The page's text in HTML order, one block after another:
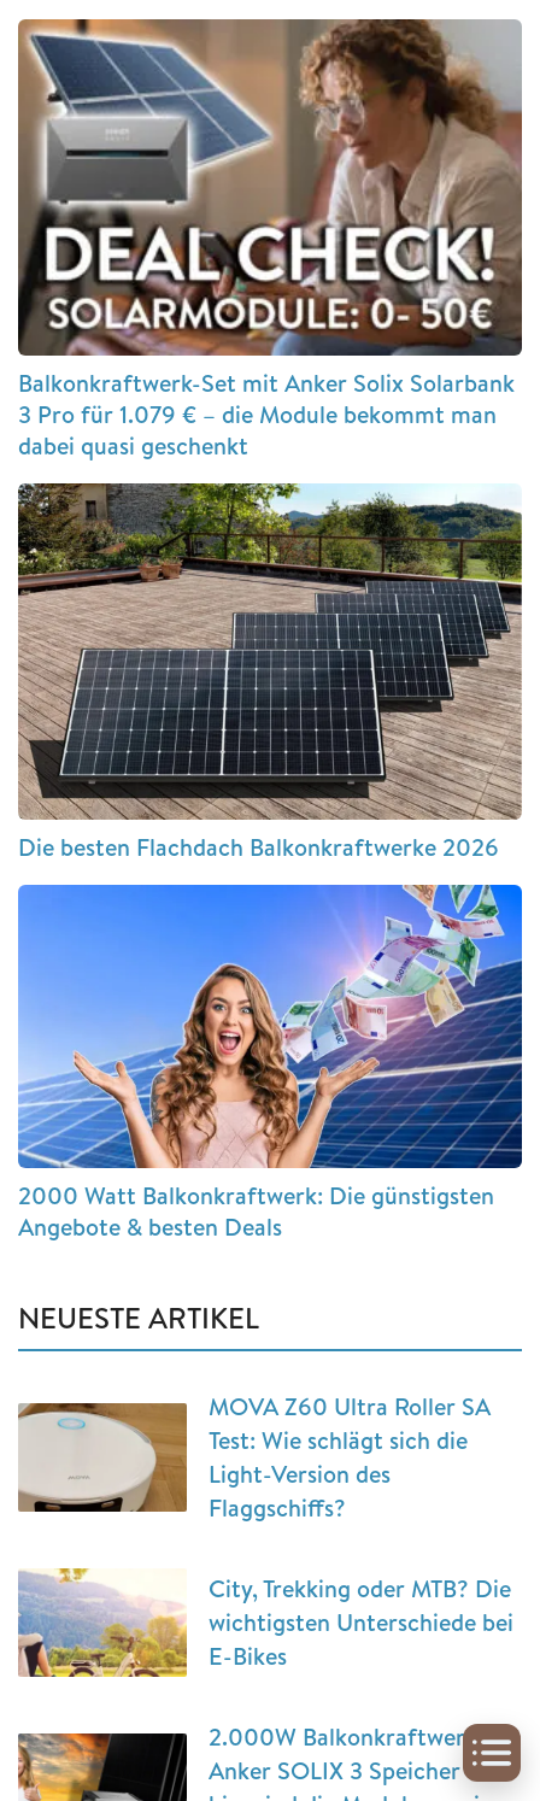
Balkonkraftwerk-Set mit Anker Solix Solarbank
3 Pro für 1.079 € – die Module bekommt man
dabei quasi geschenkt
Die besten Flachdach Balkonkraftwerke 2026
2000 Watt Balkonkraftwerk: Die günstigsten
Angebote & besten Deals
NEUESTE ARTIKEL
MOVA Z60 Ultra Roller SA
Test: Wie schlägt sich die
Light-Version des
Flaggschiffs?
City, Trekking oder MTB? Die
wichtigsten Unterschiede bei
E-Bikes
2.000W Balkonkraftwerk mit
Anker SOLIX 3 Speicher –